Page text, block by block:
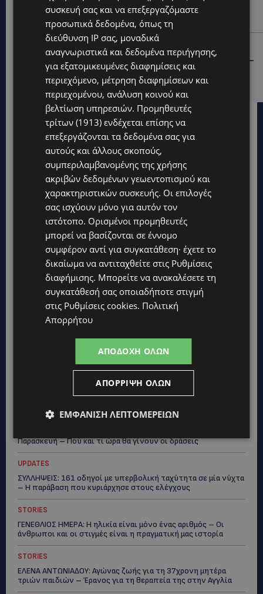
μία νύχτα – Η παράβαση που κυριάρχησε στους
ελέγχους
ΓΕΝΕΘΛΙΟΣ ΗΜΕΡΑ: Η ηλικία είναι μόνο ένας αριθμός –
Οι άνθρωποι και οι στιγμές είναι η πραγματική μας
ιστορία
Topics
UPDATES
VIRAL: Κοράκι πήρε στο κυνήγι γυναίκα – Η απρόσμενη
επίθεση καταγράφηκε σε βίντεο
ΕΤΟΙΜΑΣΤΕΙΤΕ ΓΙΑ ΚΑΘΥΣΤΕΡΗΣΕΙΣ: Κλειστή λωρίδα στον
αυτοκινητόδρομο Αμμοχώστου – Λάρνακας
UPDATES
Παρασκευή – Πού και τι ώρα θα γίνουν οι δράσεις
UPDATES
ΣΥΛΛΗΨΕΙΣ: 161 οδηγοί με υπερβολική ταχύτητα σε μία νύχτα
– Η παράβαση που κυριάρχησε στους ελέγχους
STORIES
ΓΕΝΕΘΛΙΟΣ ΗΜΕΡΑ: Η ηλικία είναι μόνο ένας αριθμός – Οι
άνθρωποι και οι στιγμές είναι η πραγματική μας ιστορία
STORIES
ΕΛΕΝΑ ΑΝΤΩΝΙΑΔΟΥ: Αγώνας ζωής για τη 37χρονη μητέρα
τριών παιδιών – Έρανος για τη θεραπεία της στην Αγγλία
συσκευή σας και να επεξεργαζόμαστε
προσωπικά δεδομένα, όπως τη
διεύθυνση IP σας, μοναδικά
αναγνωριστικά και δεδομένα περιήγησης,
για εξατομικευμένες διαφημίσεις και
περιεχόμενο, μέτρηση διαφημίσεων και
περιεχομένου, ανάλυση κοινού και
βελτίωση υπηρεσιών. Προμηθευτές
τρίτων (1913) ενδέχεται επίσης να
επεξεργάζονται τα δεδομένα σας για
αυτούς και άλλους σκοπούς,
συμπεριλαμβανομένης της χρήσης
ακριβών δεδομένων γεωεντοπισμού και
χαρακτηριστικών συσκευής. Οι επιλογές
σας ισχύουν μόνο για αυτόν τον
ιστότοπο. Ορισμένοι προμηθευτές
μπορεί να βασίζονται σε έννομο
συμφέρον αντί για συγκατάθεση· έχετε το
δικαίωμα να αντιταχθείτε στις Ρυθμίσεις
διαφήμισης. Μπορείτε να ανακαλέσετε τη
συγκατάθεσή σας οποιαδήποτε στιγμή
στις Ρυθμίσεις cookies. Πολιτική
Απορρήτου
ΑΠΟΔΟΧΉ ΌΛΩΝ
ΑΠΌΡΡΙΨΗ ΌΛΩΝ
ΕΜΦΆΝΙΣΗ ΛΕΠΤΟΜΕΡΕΙΏΝ